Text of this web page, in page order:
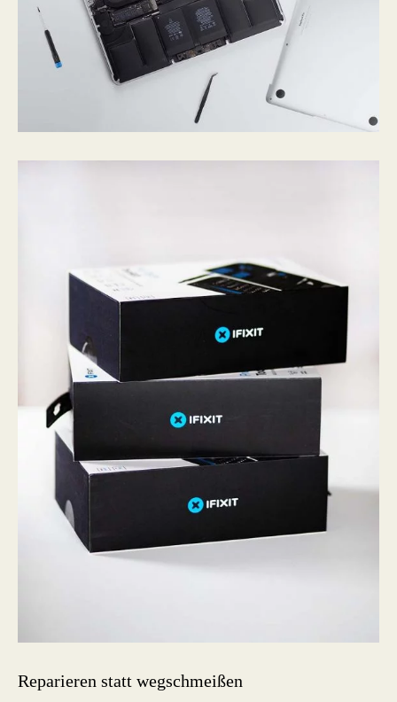
Reparieren statt wegschmeißen